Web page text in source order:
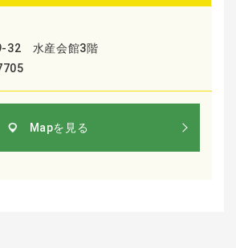
32 水産会館3階
Mapを見る